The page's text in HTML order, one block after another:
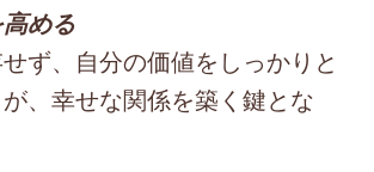
める
ず、自分の価値をしっかりと
、幸せな関係を築く鍵とな